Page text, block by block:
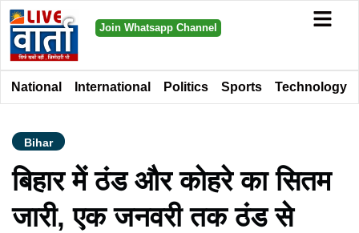
Join Whatsapp Channel
National International Politics Sports Technology
Bihar
बिहार में ठंड और कोहरे का सितम
जारी, एक जनवरी तक ठंड से